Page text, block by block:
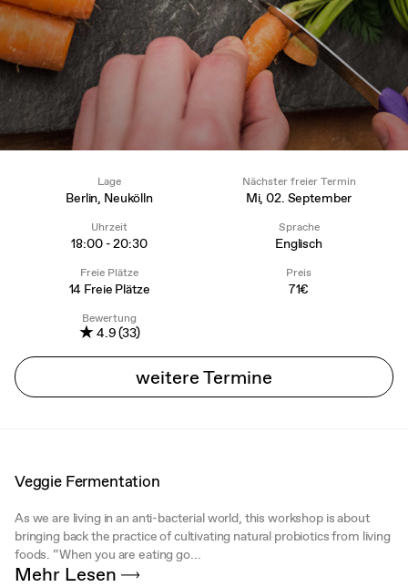
Lage
Berlin, Neukölln
Nächster freier Termin
Mi, 02. September
Uhrzeit
18:00 - 20:30
Sprache
Englisch
Freie Plätze
14 Freie Plätze
Preis
71€
Bewertung
★4.9 (33)
weitere Termine
Veggie Fermentation
As we are living in an anti-bacterial world, this workshop is about
bringing back the practice of cultivating natural probiotics from living
foods. “When you are eating go...
Mehr Lesen